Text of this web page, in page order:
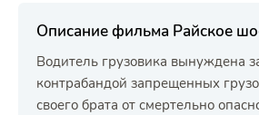
Описание фильма Райское
Водитель грузовика вынуждена
контрабандой запрещенных
своего брата от смертельно